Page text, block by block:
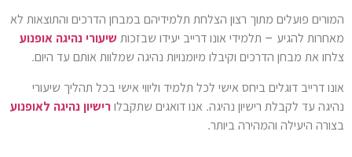
המורים פועלים מתוך רצון הצלחת תלמידיהם במבחן הדרכים והתוצאות לא
מאחרות להגיע – תלמידי אונו דרייב יעידו שבזכות שיעורי נהיגה אופנוע
צלחו את מבחן הדרכים וקיבלו מיומנויות נהיגה שמלוות אותם עד היום.
אונו דרייב דוגלים ביחס אישי לכל תלמיד וליווי אישי בכל תהליך שיעורי
נהיגה עד לקבלת רישיון נהיגה. אנו דואגים שתקבלו רישיון נהיגה לאופנוע
בצורה היעילה והמהירה ביותר.